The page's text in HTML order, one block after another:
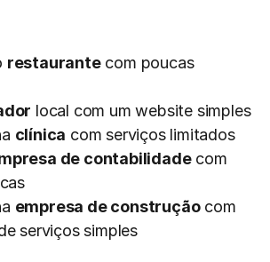
restaurante com poucas
local com um website simples
clínica com serviços limitados
de contabilidade com
empresa de construção com
serviços simples